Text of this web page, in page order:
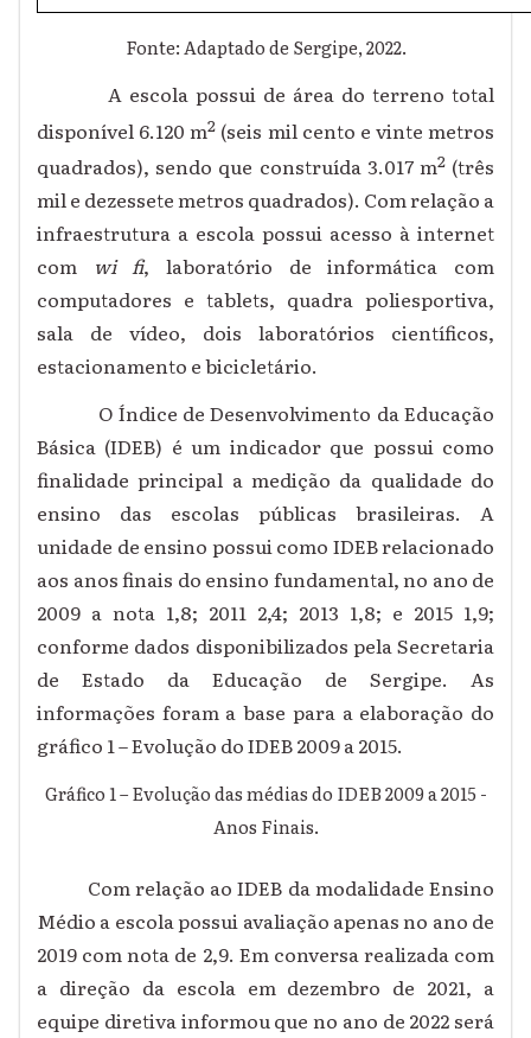
Fonte: Adaptado de Sergipe, 2022.
A escola possui de área do terreno total
disponível 6.120 m2 (seis mil cento e vinte metros
quadrados), sendo que construída 3.017 m2 (três
mil e dezessete metros quadrados). Com relação a
infraestrutura a escola possui acesso à internet
com wi fi, laboratório de informática com
computadores e tablets, quadra poliesportiva,
sala de vídeo, dois laboratórios científicos,
estacionamento e bicicletário.
O Índice de Desenvolvimento da Educação
Básica (IDEB) é um indicador que possui como
finalidade principal a medição da qualidade do
ensino das escolas públicas brasileiras. A
unidade de ensino possui como IDEB relacionado
aos anos finais do ensino fundamental, no ano de
2009 a nota 1,8; 2011 2,4; 2013 1,8; e 2015 1,9;
conforme dados disponibilizados pela Secretaria
de Estado da Educação de Sergipe. As
informações foram a base para a elaboração do
gráfico 1 – Evolução do IDEB 2009 a 2015.
Gráfico 1 – Evolução das médias do IDEB 2009 a 2015 -
Anos Finais.
Com relação ao IDEB da modalidade Ensino
Médio a escola possui avaliação apenas no ano de
2019 com nota de 2,9. Em conversa realizada com
a direção da escola em dezembro de 2021, a
equipe diretiva informou que no ano de 2022 será